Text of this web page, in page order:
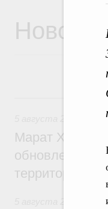
Новости
Марат
обновлено в
территорий